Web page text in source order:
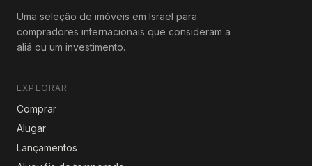
Uma seleção de imóveis em Israel para
compradores internacionais que consideram a
aliá ou um investimento.
EXPLORAR
Comprar
Alugar
Lançamentos